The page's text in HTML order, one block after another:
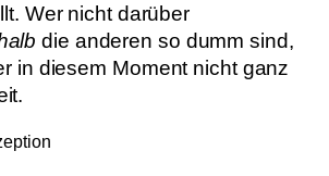
Wer nicht darüber
die anderen so dumm sind,
in diesem Moment nicht ganz